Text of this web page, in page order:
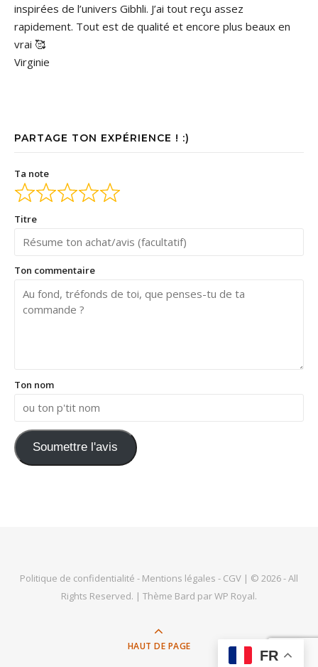
inspirées de l’univers Gibhli. J’ai tout reçu assez
rapidement. Tout est de qualité et encore plus beaux en
vrai 🥰
Virginie
PARTAGE TON EXPÉRIENCE ! :)
Ta note
Titre
Ton commentaire
Ton nom
Soumettre l'avis
Politique de confidentialité - Mentions légales - CGV | © 2026 - All
Rights Reserved. | Thème Bard parWP Royal.
HAUT DE PAGE
FR